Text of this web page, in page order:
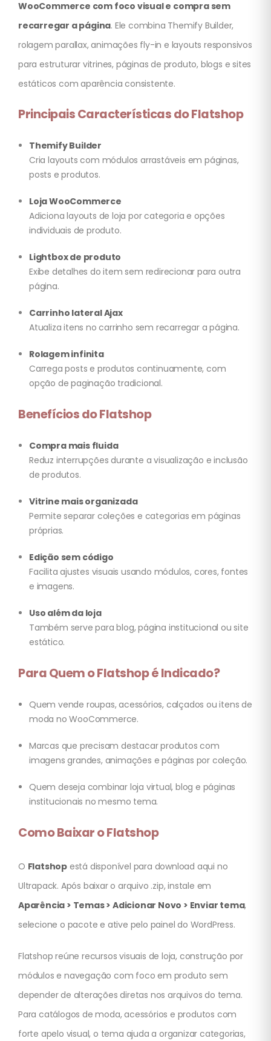
WooCommerce com foco visual e compra sem
recarregar a página. Ele combina Themify Builder,
rolagem parallax, animações fly-in e layouts responsivos
para estruturar vitrines, páginas de produto, blogs e sites
estáticos com aparência consistente.
Principais Características do Flatshop
Themify Builder
Cria layouts com módulos arrastáveis em páginas,
posts e produtos.
Loja WooCommerce
Adiciona layouts de loja por categoria e opções
individuais de produto.
Lightbox de produto
Exibe detalhes do item sem redirecionar para outra
página.
Carrinho lateral Ajax
Atualiza itens no carrinho sem recarregar a página.
Rolagem infinita
Carrega posts e produtos continuamente, com
opção de paginação tradicional.
Benefícios do Flatshop
Compra mais fluida
Reduz interrupções durante a visualização e inclusão
de produtos.
Vitrine mais organizada
Permite separar coleções e categorias em páginas
próprias.
Edição sem código
Facilita ajustes visuais usando módulos, cores, fontes
e imagens.
Uso além da loja
Também serve para blog, página institucional ou site
estático.
Para Quem o Flatshop é Indicado?
Quem vende roupas, acessórios, calçados ou itens de
moda no WooCommerce.
Marcas que precisam destacar produtos com
imagens grandes, animações e páginas por coleção.
Quem deseja combinar loja virtual, blog e páginas
institucionais no mesmo tema.
Como Baixar o Flatshop
O Flatshop está disponível para download aqui no
Ultrapack. Após baixar o arquivo .zip, instale em
Aparência > Temas > Adicionar Novo > Enviar tema,
selecione o pacote e ative pelo painel do WordPress.
Flatshop reúne recursos visuais de loja, construção por
módulos e navegação com foco em produto sem
depender de alterações diretas nos arquivos do tema.
Para catálogos de moda, acessórios e produtos com
forte apelo visual, o tema ajuda a organizar categorias,